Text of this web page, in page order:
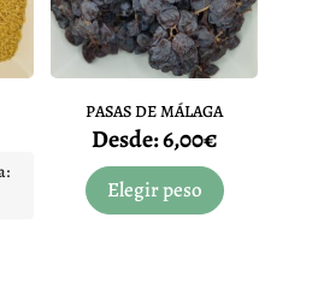
elegir
en
la
PASAS DE MÁLAGA
Desde:6,00€
Elegir peso
producto